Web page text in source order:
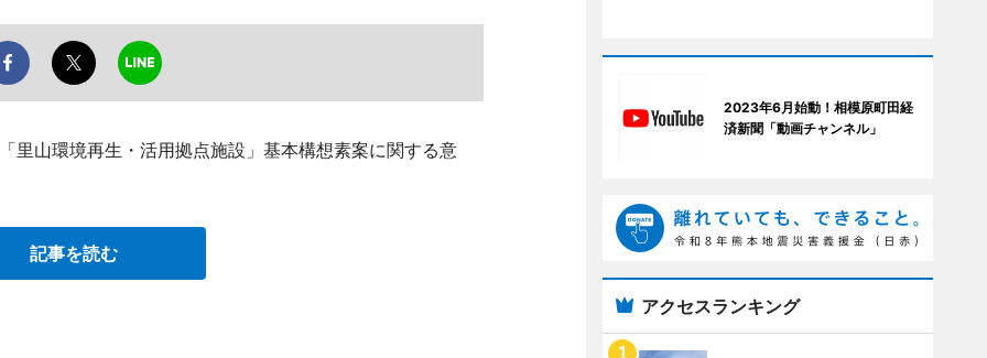
里山環境再生・活用拠点施設」基本構想素案に関する意
記事を読む
2023年6月始動！相模原町田経
済新聞「動画チャンネル」
アクセスランキング